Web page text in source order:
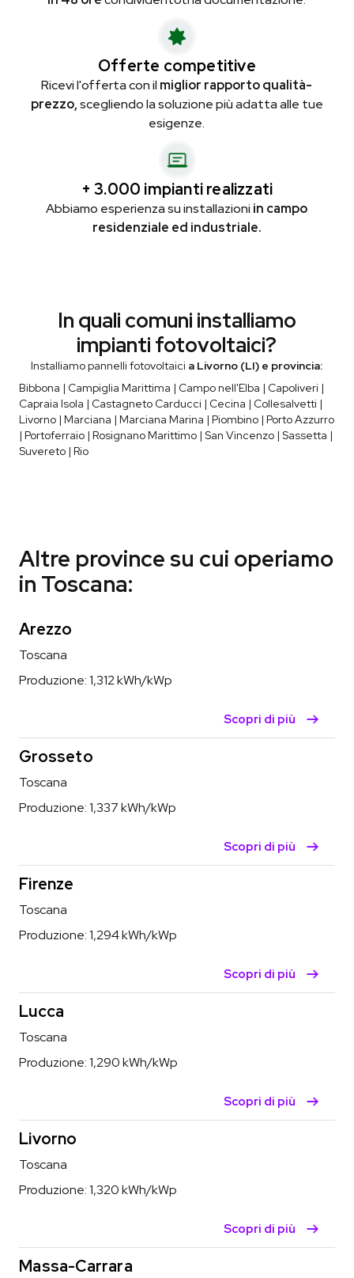
Offerte competitive
Ricevi l'offerta con il miglior rapporto qualità-
prezzo,scegliendo la soluzione più adatta alle tue
esigenze.
+ 3.000 impianti realizzati
Abbiamo esperienza su installazioni in campo
residenziale ed industriale.
In quali comuni installiamo
impianti fotovoltaici?
Installiamo pannelli fotovoltaici a Livorno (LI) e provincia:
Bibbona | Campiglia Marittima | Campo nell'Elba | Capoliveri |
Capraia Isola | Castagneto Carducci | Cecina | Collesalvetti |
Livorno | Marciana | Marciana Marina | Piombino | Porto Azzurro
| Portoferraio | Rosignano Marittimo | San Vincenzo | Sassetta |
Suvereto | Rio
Altre province su cui operiamo
in Toscana:
Arezzo
Toscana
Produzione:1,312kWh/kWp
Scopri di più
Grosseto
Toscana
Produzione:1,337kWh/kWp
Scopri di più
Firenze
Toscana
Produzione:1,294kWh/kWp
Scopri di più
Lucca
Toscana
Produzione:1,290kWh/kWp
Scopri di più
Livorno
Toscana
Produzione:1,320kWh/kWp
Scopri di più
Massa-Carrara